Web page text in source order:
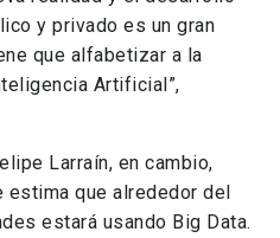
y privado es un gran
que alfabetizar a la
Artificial”,
Larraín, en cambio,
estima que alrededor del
estará usando Big Data.